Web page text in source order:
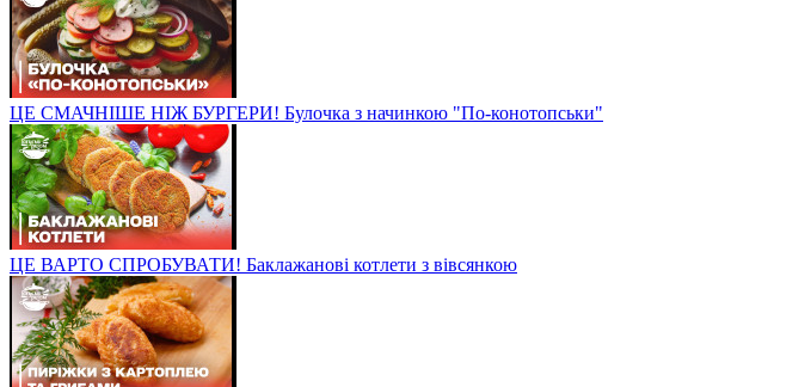
ЦЕ СМАЧНІШЕ НІЖ БУРГЕРИ! Булочка з начинкою "По-конотопськи"
ЦЕ ВАРТО СПРОБУВАТИ! Баклажанові котлети з вівсянкою